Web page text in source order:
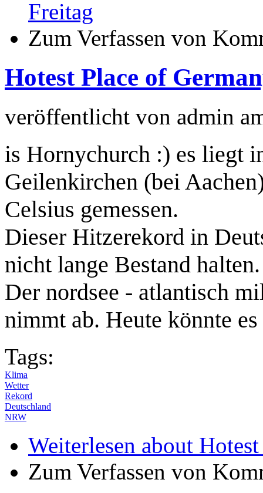
Freitag
Zum Verfassen von
Hotest Place of
veröffentlicht von admin
is Hornychurch :) es liegt
Geilenkirchen (bei
Celsius gemessen.
Dieser Hitzerekord in
nicht lange Bestand halten.
Der nordsee - atlantisch
nimmt ab. Heute könnte
Tags:
Klima
Wetter
Rekord
Deutschland
NRW
Weiterlesen about
Zum Verfassen von